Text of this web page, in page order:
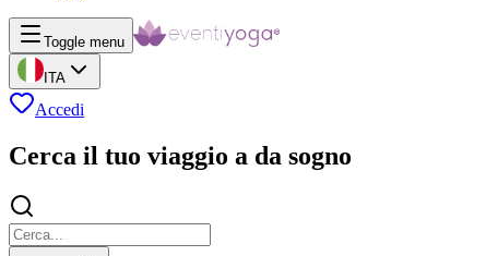
Toggle menu
ITA
Accedi
Cerca il tuo viaggio a da sogno